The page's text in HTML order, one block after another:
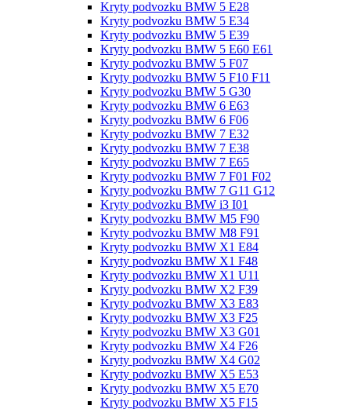
Kryty podvozku BMW 5 E28
Kryty podvozku BMW 5 E34
Kryty podvozku BMW 5 E39
Kryty podvozku BMW 5 E60 E61
Kryty podvozku BMW 5 F07
Kryty podvozku BMW 5 F10 F11
Kryty podvozku BMW 5 G30
Kryty podvozku BMW 6 E63
Kryty podvozku BMW 6 F06
Kryty podvozku BMW 7 E32
Kryty podvozku BMW 7 E38
Kryty podvozku BMW 7 E65
Kryty podvozku BMW 7 F01 F02
Kryty podvozku BMW 7 G11 G12
Kryty podvozku BMW i3 I01
Kryty podvozku BMW M5 F90
Kryty podvozku BMW M8 F91
Kryty podvozku BMW X1 E84
Kryty podvozku BMW X1 F48
Kryty podvozku BMW X1 U11
Kryty podvozku BMW X2 F39
Kryty podvozku BMW X3 E83
Kryty podvozku BMW X3 F25
Kryty podvozku BMW X3 G01
Kryty podvozku BMW X4 F26
Kryty podvozku BMW X4 G02
Kryty podvozku BMW X5 E53
Kryty podvozku BMW X5 E70
Kryty podvozku BMW X5 F15